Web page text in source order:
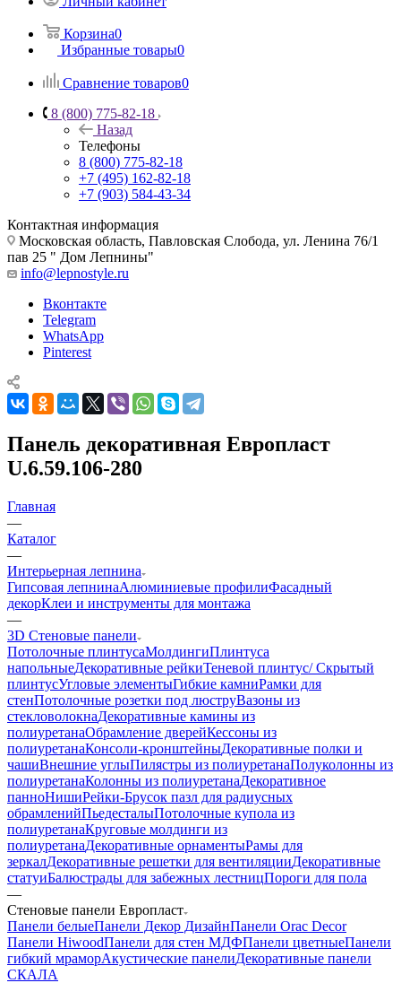
Корзина0
Избранные товары0
Сравнение товаров0
8 (800) 775-82-18
Назад
Телефоны
8 (800) 775-82-18
+7 (495) 162-82-18
+7 (903) 584-43-34
Контактная информация
Московская область, Павловская Слобода, ул. Ленина 76/1
пав 25 " Дом Лепнины"
info@lepnostyle.ru
Вконтакте
Telegram
WhatsApp
Pinterest
Панель декоративная Европласт
U.6.59.106-280
Главная
—
Каталог
—
Интерьерная лепнина
Гипсовая лепнинаАлюминиевые профилиФасадный
декорКлеи и инструменты для монтажа
—
3D Стеновые панели
Потолочные плинтусаМолдингиПлинтуса
напольныеДекоративные рейкиТеневой плинтус/ Скрытый
плинтусУгловые элементыГибкие камниРамки для
стенПотолочные розетки под люструВазоны из
стекловолокнаДекоративные камины из
полиуретанаОбрамление дверейКессоны из
полиуретанаКонсоли-кронштейныДекоративные полки и
чашиВнешние углыПилястры из полиуретанаПолуколонны из
полиуретанаКолонны из полиуретанаДекоративное
панноНишиРейки-Брусок пазл для радиусных
обрамленийПьедесталыПотолочные купола из
полиуретанаКруговые молдинги из
полиуретанаДекоративные орнаментыРамы для
зеркалДекоративные решетки для вентиляцииДекоративные
статуиБалюстрады для забежных лестницПороги для пола
—
Стеновые панели Европласт
Панели белыеПанели Декор ДизайнПанели Orac Decor
Панели HiwoodПанели для стен МДФПанели цветныеПанели
гибкий мраморАкустические панелиДекоративные панели
СКАЛА